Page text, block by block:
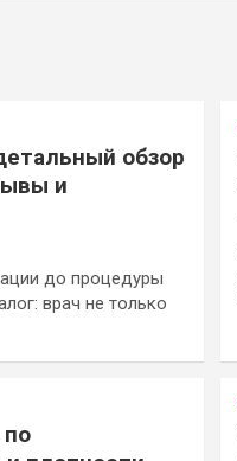
обзор
и
до процедуры
врач не только